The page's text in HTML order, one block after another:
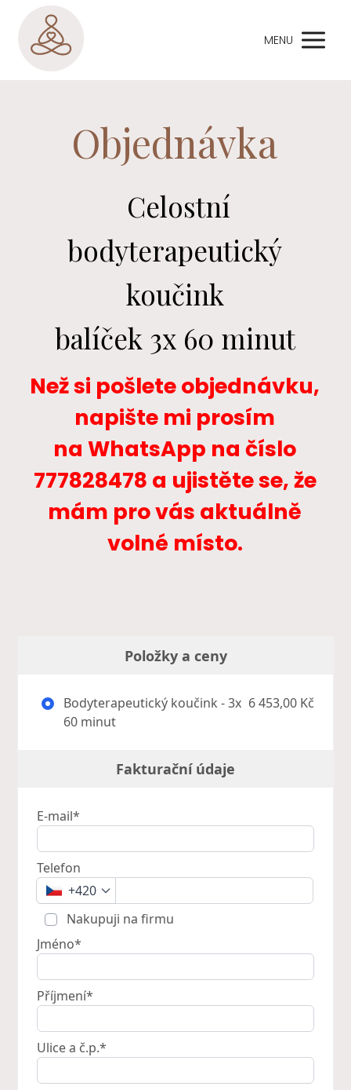
MENU
Objednávka
Celostní
bodyterapeutický
koučink
balíček 3x 60 minut
Než si pošlete objednávku,
napište mi prosím
na WhatsApp na číslo
777828478 a ujistěte se, že
mám pro vás aktuálně
volné místo.
Položky a ceny
Bodyterapeutický koučink - 3x
60 minut
6 453,00 Kč
Fakturační údaje
E-mail*
Telefon
+420
Nakupuji na firmu
Jméno*
Příjmení*
Ulice a č.p.*